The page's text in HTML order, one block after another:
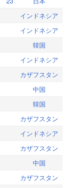
インドネシア
インドネシア
韓国
インドネシア
カザフスタン
中国
韓国
カザフスタン
インドネシア
カザフスタン
中国
カザフスタン